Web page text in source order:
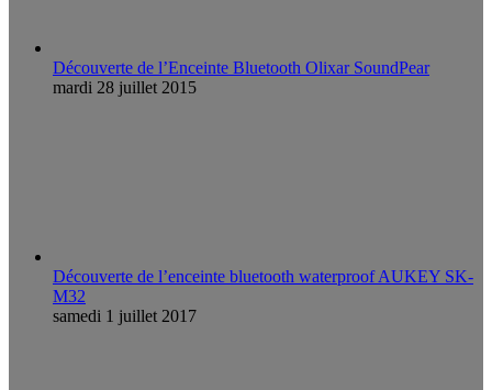
Découverte de l’Enceinte Bluetooth Olixar SoundPear
mardi 28 juillet 2015
Découverte de l’enceinte bluetooth waterproof AUKEY SK-
M32
samedi 1 juillet 2017